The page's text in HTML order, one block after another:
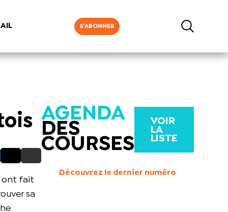
S'ABONNER
ont fait
sa
AGENDA
DES
COURSES
VOIR
LA
LISTE
Découvrez le dernier numéro